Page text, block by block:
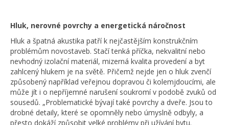
Hluk, nerovné povrchy a energetická náročnost
Hluk a špatná akustika patří k nejčastějším konstrukčním
problémům novostaveb. Stačí tenká příčka, nekvalitní nebo
nevhodný izolační materiál, mizerná kvalita provedení a byt
zahlcený hlukem je na světě. Přičemž nejde jen o hluk zvenčí
způsobený například veřejnou dopravou či kolemjdoucími, ale
může jít i o nepříjemné narušení soukromí v podobě zvuků od
sousedů. „Problematické bývají také povrchy a dveře. Jsou to
drobné detaily, které se opomněly nebo úmyslně odbyly, a
přesto dokáží způsobit velké problémy při užívání bytu.